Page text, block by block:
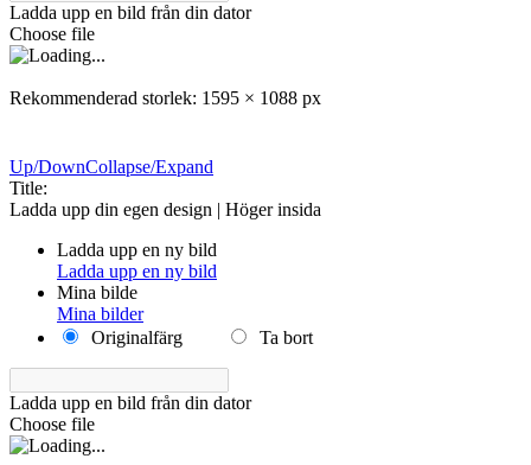
Ladda upp en bild från din dator
Choose file
Rekommenderad storlek: 1595 × 1088 px
Up/DownCollapse/Expand
Title:
Ladda upp din egen design | Höger insida
Ladda upp en ny bild
Ladda upp en ny bild
Mina bilde
Mina bilder
Originalfärg
Ta bort
Ladda upp en bild från din dator
Choose file